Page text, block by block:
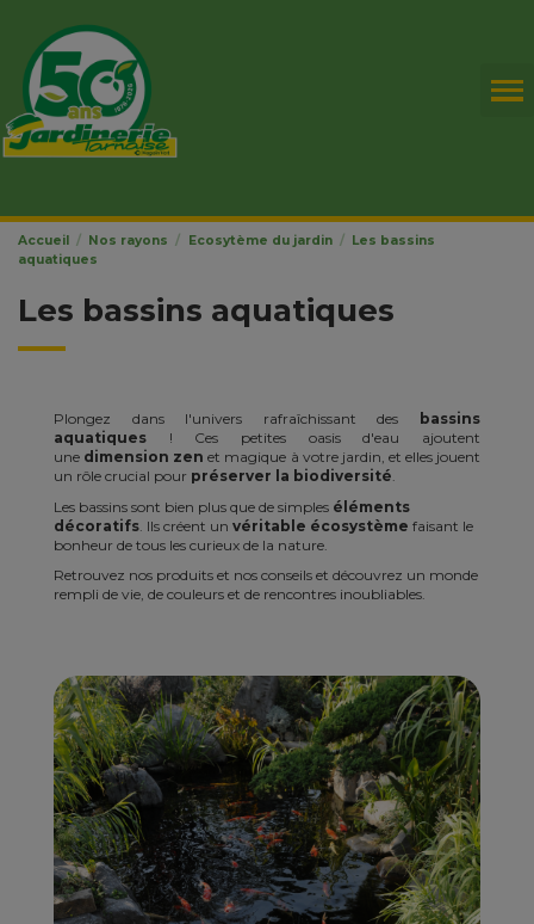
Accueil Nos rayons Ecosytème du jardin
Les bassins
aquatiques
Les bassins aquatiques
Plongez dans l'univers rafraîchissant des
bassins
aquatiques ! Ces petites oasis d'eau ajoutent
une dimension zen et magique à votre jardin, et elles jouent
un rôle crucial pour préserver la biodiversité
Les bassins sont bien plus que de simples éléments
décoratifs . Ils créent un véritable écosystème faisant le
bonheur de tous les curieux de la nature.
Retrouvez nos produits et nos conseils et découvrez un monde
rempli de vie, de couleurs et de rencontres inoubliables.